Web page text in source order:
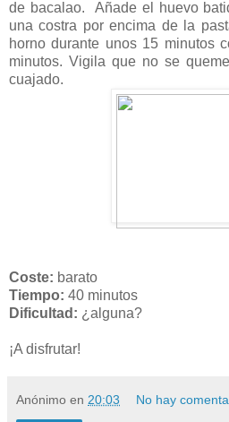
de bacalao. Añade el huevo
una costra por encima de la
horno durante unos 15 minutos
minutos. Vigila que no se
cuajado.
Coste: barato
Tiempo: 40 minutos
Dificultad: ¿alguna?
¡A disfrutar!
Anónimo en 20:03 No hay